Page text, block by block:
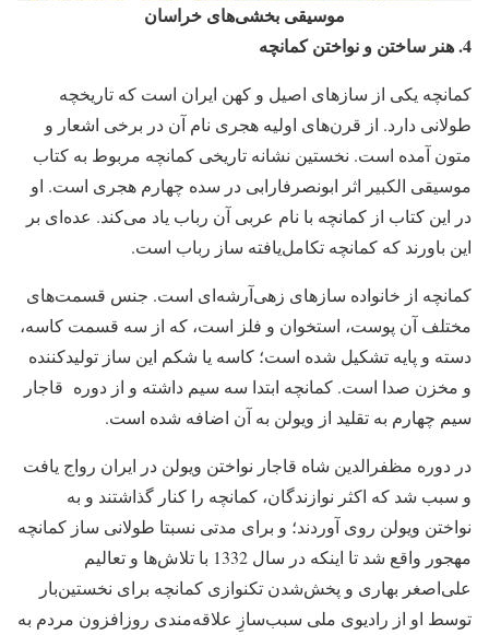
موسیقی بخشی‌های خراسان
4. هنر ساختن و نواختن کمانچه
کمانچه یکی از سازهای اصیل و کهن ایران است که تاریخچه
طولانی دارد. از قرن‌های اولیه هجری نام آن در برخی اشعار و
متون آمده است. نخستین نشانه تاریخی کمانچه مربوط به کتاب
موسیقی الکبیر اثر ابونصرفارابی در سده چهارم هجری است. او
در این کتاب از کمانچه با نام عربی آن رباب یاد می‌کند. عده‌ای بر
این باورند که کمانچه تکامل‌یافته ساز رباب است.
کمانچه از خانواده سازهای زهی‌آرشه‌ای است. جنس قسمت‌های
مختلف آن پوست، استخوان و فلز است، که از سه قسمت کاسه،
دسته و پایه تشکیل شده است؛ کاسه یا شکم این ساز تولیدکننده
و مخزن صدا است. کمانچه ابتدا سه سیم داشته و از دوره قاجار
سیم چهارم به تقلید از ویولن به آن اضافه شده است.
در دوره مظفرالدین شاه قاجار نواختن ویولن در ایران رواج یافت
و سبب شد که اکثر نوازندگان، کمانچه را کنار گذاشتند و به
نواختن ویولن روی آوردند؛ و برای مدتی نسبتا طولانی ساز کمانچه
مهجور واقع شد تا اینکه در سال 1332 با تلاش‌ها و تعالیم
علی‌اصغر بهاری و پخش‌شدن تکنوازی کمانچه برای نخستین‌بار
توسط او از رادیوی ملی سبب‌سازِ علاقه‌مندی روزافزون مردم به